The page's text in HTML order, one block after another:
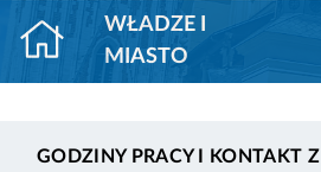
WŁADZE I
MIASTO
GODZINY PRACY I KONTAKT Z